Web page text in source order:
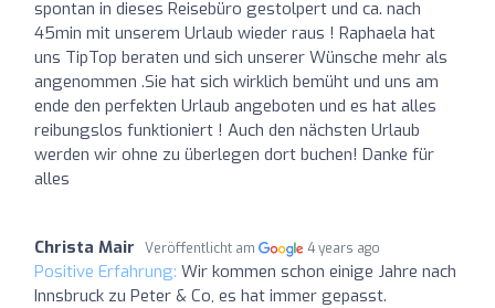
spontan in dieses Reisebüro gestolpert und ca. nach
45min mit unserem Urlaub wieder raus ! Raphaela hat
uns TipTop beraten und sich unserer Wünsche mehr als
angenommen .Sie hat sich wirklich bemüht und uns am
ende den perfekten Urlaub angeboten und es hat alles
reibungslos funktioniert ! Auch den nächsten Urlaub
werden wir ohne zu überlegen dort buchen! Danke für
alles
Christa Mair Veröffentlicht am 4 years ago
Positive Erfahrung: Wir kommen schon einige Jahre nach
Innsbruck zu Peter & Co, es hat immer gepasst.